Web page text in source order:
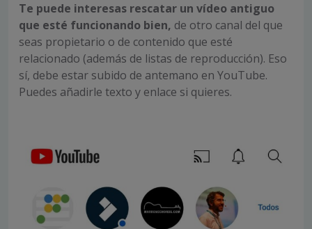
Te puede interesas rescatar un vídeo antiguo
que esté funcionando bien, de otro canal del que
seas propietario o de contenido que esté
relacionado (además de listas de reproducción). Eso
sí, debe estar subido de antemano en YouTube.
Puedes añadirle texto y enlace si quieres.